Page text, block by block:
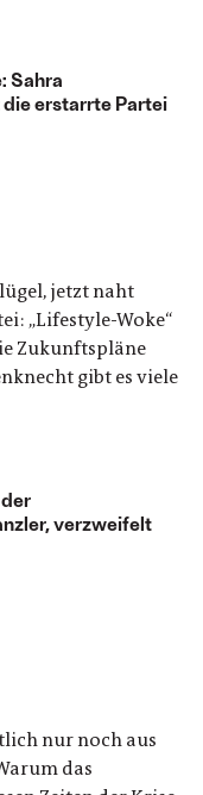
Sahra
erstarrte Partei
jetzt naht
„Lifestyle-Woke“
Zukunftspläne
gibt es viele
verzweifelt
nur noch aus
das